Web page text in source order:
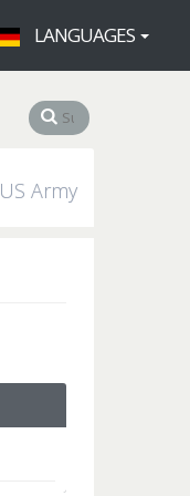
LANGUAGES
US Army